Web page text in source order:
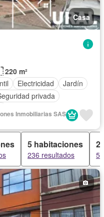
Casa
220 m²
Electricidad
Jardín
privada
Inmobiliarias SAS
5 habitaciones
236 resultados
2